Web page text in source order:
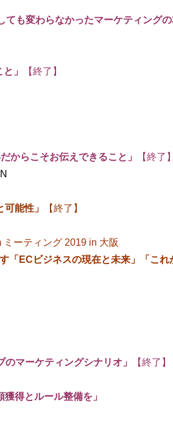
も変わらなかったマーケティングの
」
【終了】
からこそお伝えできること」
【終了】
能性」
【終了】
ーティング 2019 in 大阪
「ECビジネスの現在と未来」「これ
マーケティングシナリオ」
【終了】
得とルール整備を」